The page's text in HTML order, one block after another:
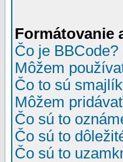
Formátovanie
Čo je BBCode?
Môžem
Čo to sú
Môžem
Čo sú to
Čo sú to
Čo sú to